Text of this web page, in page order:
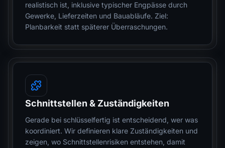
realistisch ist, inklusive typischer Engpässe durch
Gewerke, Lieferzeiten und Bauabläufe. Ziel:
Planbarkeit statt späterer Überraschungen.
Schnittstellen & Zuständigkeiten
Gerade bei schlüsselfertig ist entscheidend, wer was
koordiniert. Wir definieren klare Zuständigkeiten und
zeigen, wo Schnittstellenrisiken entstehen, damit